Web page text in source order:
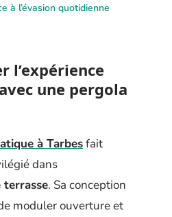
à l’évasion quotidienne
l’expérience
une pergola
à Tarbesfait
dans
terrasse. Sa conception
moduler ouverture et